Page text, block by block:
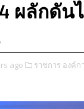
ผลักดัน
ago ราชการ องค์